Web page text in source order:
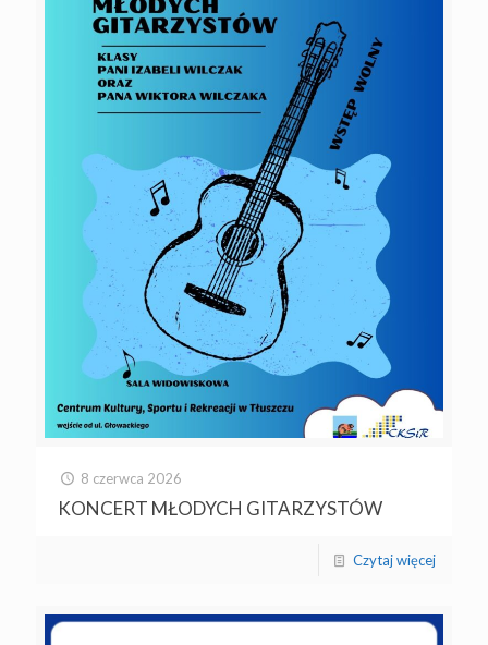
8 czerwca 2026
KONCERT MŁODYCH GITARZYSTÓW
Czytaj więcej